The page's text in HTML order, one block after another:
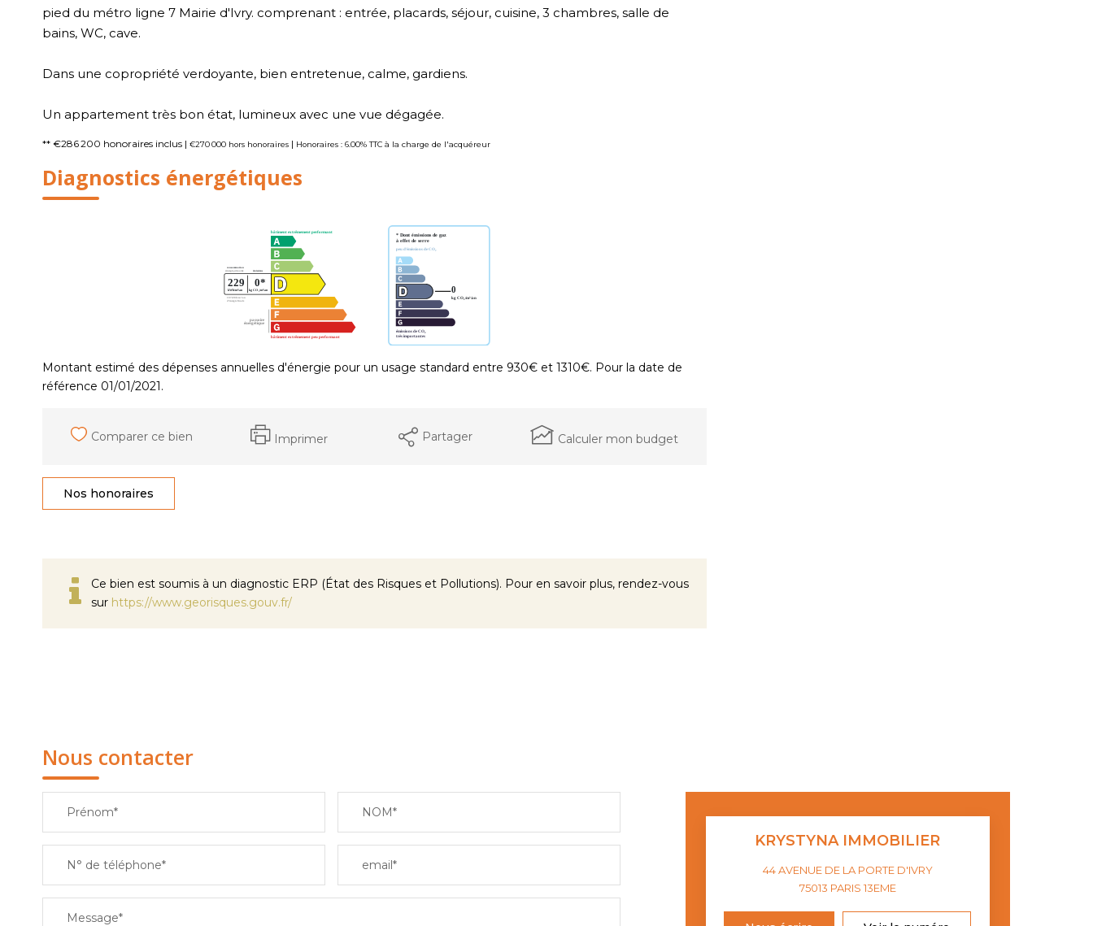
pied du métro ligne 7 Mairie d'Ivry. comprenant : entrée, placards, séjour, cuisine, 3 chambres, salle de
bains, WC, cave.
Dans une copropriété verdoyante, bien entretenue, calme, gardiens.
Un appartement très bon état, lumineux avec une vue dégagée.
** €286 200 honoraires inclus | €270 000 hors honoraires | Honoraires : 6.00% TTC à la charge de l'acquéreur
Diagnostics énergétiques
Montant estimé des dépenses annuelles d'énergie pour un usage standard entre 930€ et 1310€. Pour la date de
référence 01/01/2021.
Comparer ce bien Imprimer Partager Calculer mon budget
Nos honoraires
Ce bien est soumis à un diagnostic ERP (État des Risques et Pollutions). Pour en savoir plus, rendez-vous
sur https://www.georisques.gouv.fr/
Nous contacter
Prénom* NOM*
N° de téléphone* email*
Message*
KRYSTYNA IMMOBILIER
44 AVENUE DE LA PORTE D'IVRY
75013 PARIS 13EME